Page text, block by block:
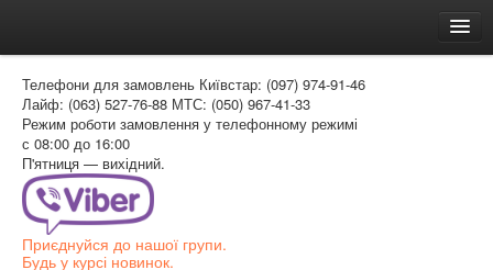
Доставка и оплата
Как заказать
Контакти
Таблиця розмірів
Вхід для покупця
Телефони для замовлень Київстар: (097) 974-91-46
Лайф: (063) 527-76-88 МТС: (050) 967-41-33
Режим роботи замовлення у телефонному режимі
с 08:00 до 16:00
П'ятниця — вихідний.
Приєднуйся до нашої групи.
Будь у курсі новинок.